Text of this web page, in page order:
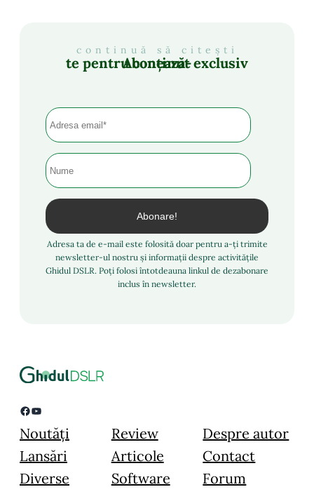
continuă să citești
Abonează-te pentru conținut exclusiv
Adresa ta de e-mail este folosită doar pentru a-ți trimite
newsletter-ul nostru și informații despre activitățile
Ghidul DSLR. Poți folosi întotdeauna linkul de dezabonare
inclus în newsletter.
Facebook YouTube
Noutăți
Lansări
Diverse
Review
Articole
Software
Despre autor
Contact
Forum